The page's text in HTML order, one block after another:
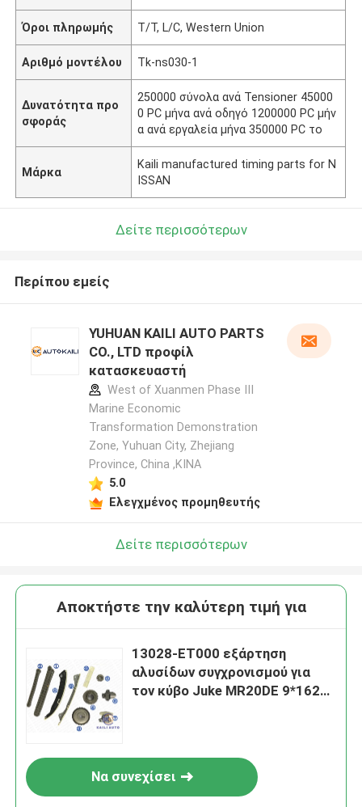
Όροι πληρωμής T/T, L/C, Western Union
Αριθμό μοντέλου Tk-ns030-1
Δυνατότητα προ
σφοράς
250000 σύνολα ανά Tensioner 45000
0 PC μήνα ανά οδηγό 1200000 PC μήν
α ανά εργαλεία μήνα 350000 PC το
Μάρκα
Kaili manufactured timing parts for N
ISSAN
Δείτε περισσότερων
Περίπου εμείς
YUHUAN KAILI AUTO PARTS
CO., LTD προφίλ
κατασκευαστή
West of Xuanmen Phase III
Marine Economic
Transformation Demonstration
Zone, Yuhuan City, Zhejiang
Province, China ,ΚΙΝΑ
5.0
Ελεγχμένος προμηθευτής
Δείτε περισσότερων
Αποκτήστε την καλύτερη τιμή για
13028-ET000 εξάρτηση
αλυσίδων συγχρονισμού για
τον κύβο Juke MR20DE 9*162L
Να συνεχίσει